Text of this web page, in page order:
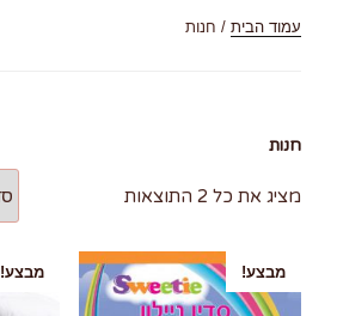
עמוד הבית / חנות
חנות
מציג את כל 2 התוצאות
מבצע! מבצע!